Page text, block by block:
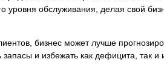
уровня обслуживания, делая свой
бизнес может лучше
и избежать как дефицита, так и